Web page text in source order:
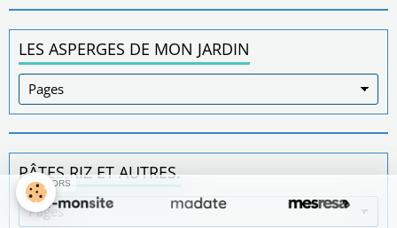
LES ASPERGES DE MON JARDIN
PÂTES,RIZ ET AUTRES.
SPONSORS